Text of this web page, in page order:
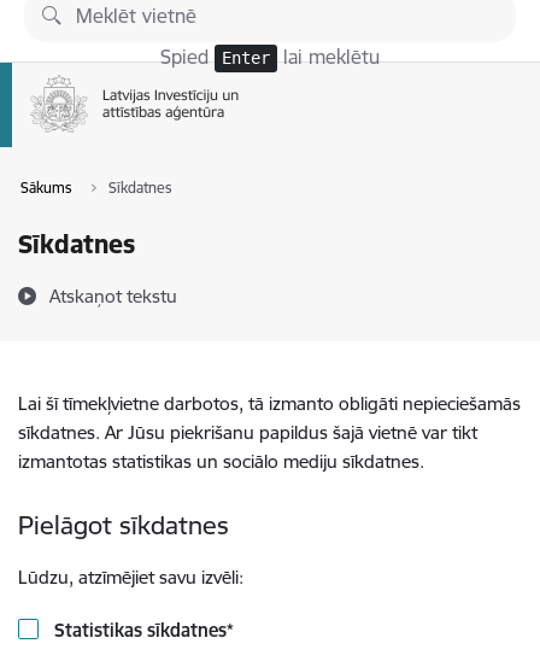
Pāriet uz lapas saturu
Spied Enter lai meklētu
Sākums Sīkdatnes
Sīkdatnes
Atskaņot tekstu
Lai šī tīmekļvietne darbotos, tā izmanto obligāti nepieciešamās
sīkdatnes. Ar Jūsu piekrišanu papildus šajā vietnē var tikt
izmantotas statistikas un sociālo mediju sīkdatnes.
Pielāgot sīkdatnes
Lūdzu, atzīmējiet savu izvēli:
Statistikas sīkdatnes*